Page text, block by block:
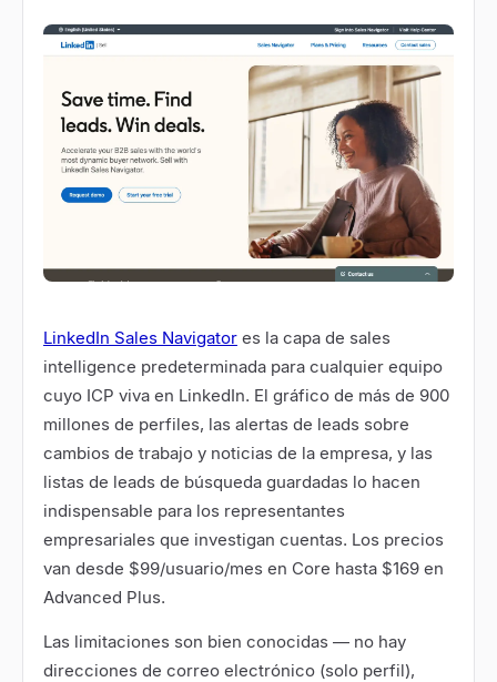
LinkedIn Sales Navigator es la capa de sales
intelligence predeterminada para cualquier equipo
cuyo ICP viva en LinkedIn. El gráfico de más de 900
millones de perfiles, las alertas de leads sobre
cambios de trabajo y noticias de la empresa, y las
listas de leads de búsqueda guardadas lo hacen
indispensable para los representantes
empresariales que investigan cuentas. Los precios
van desde $99/usuario/mes en Core hasta $169 en
Advanced Plus.
Las limitaciones son bien conocidas — no hay
direcciones de correo electrónico (solo perfil),